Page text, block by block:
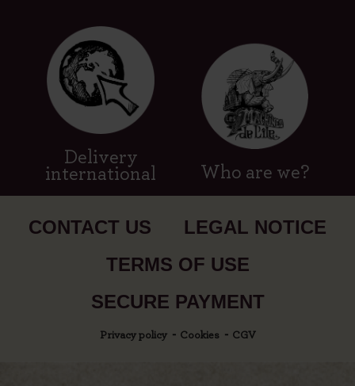
Delivery
international
Who are we?
CONTACT US
LEGAL NOTICE
TERMS OF USE
SECURE PAYMENT
Privacy policy Cookies CGV